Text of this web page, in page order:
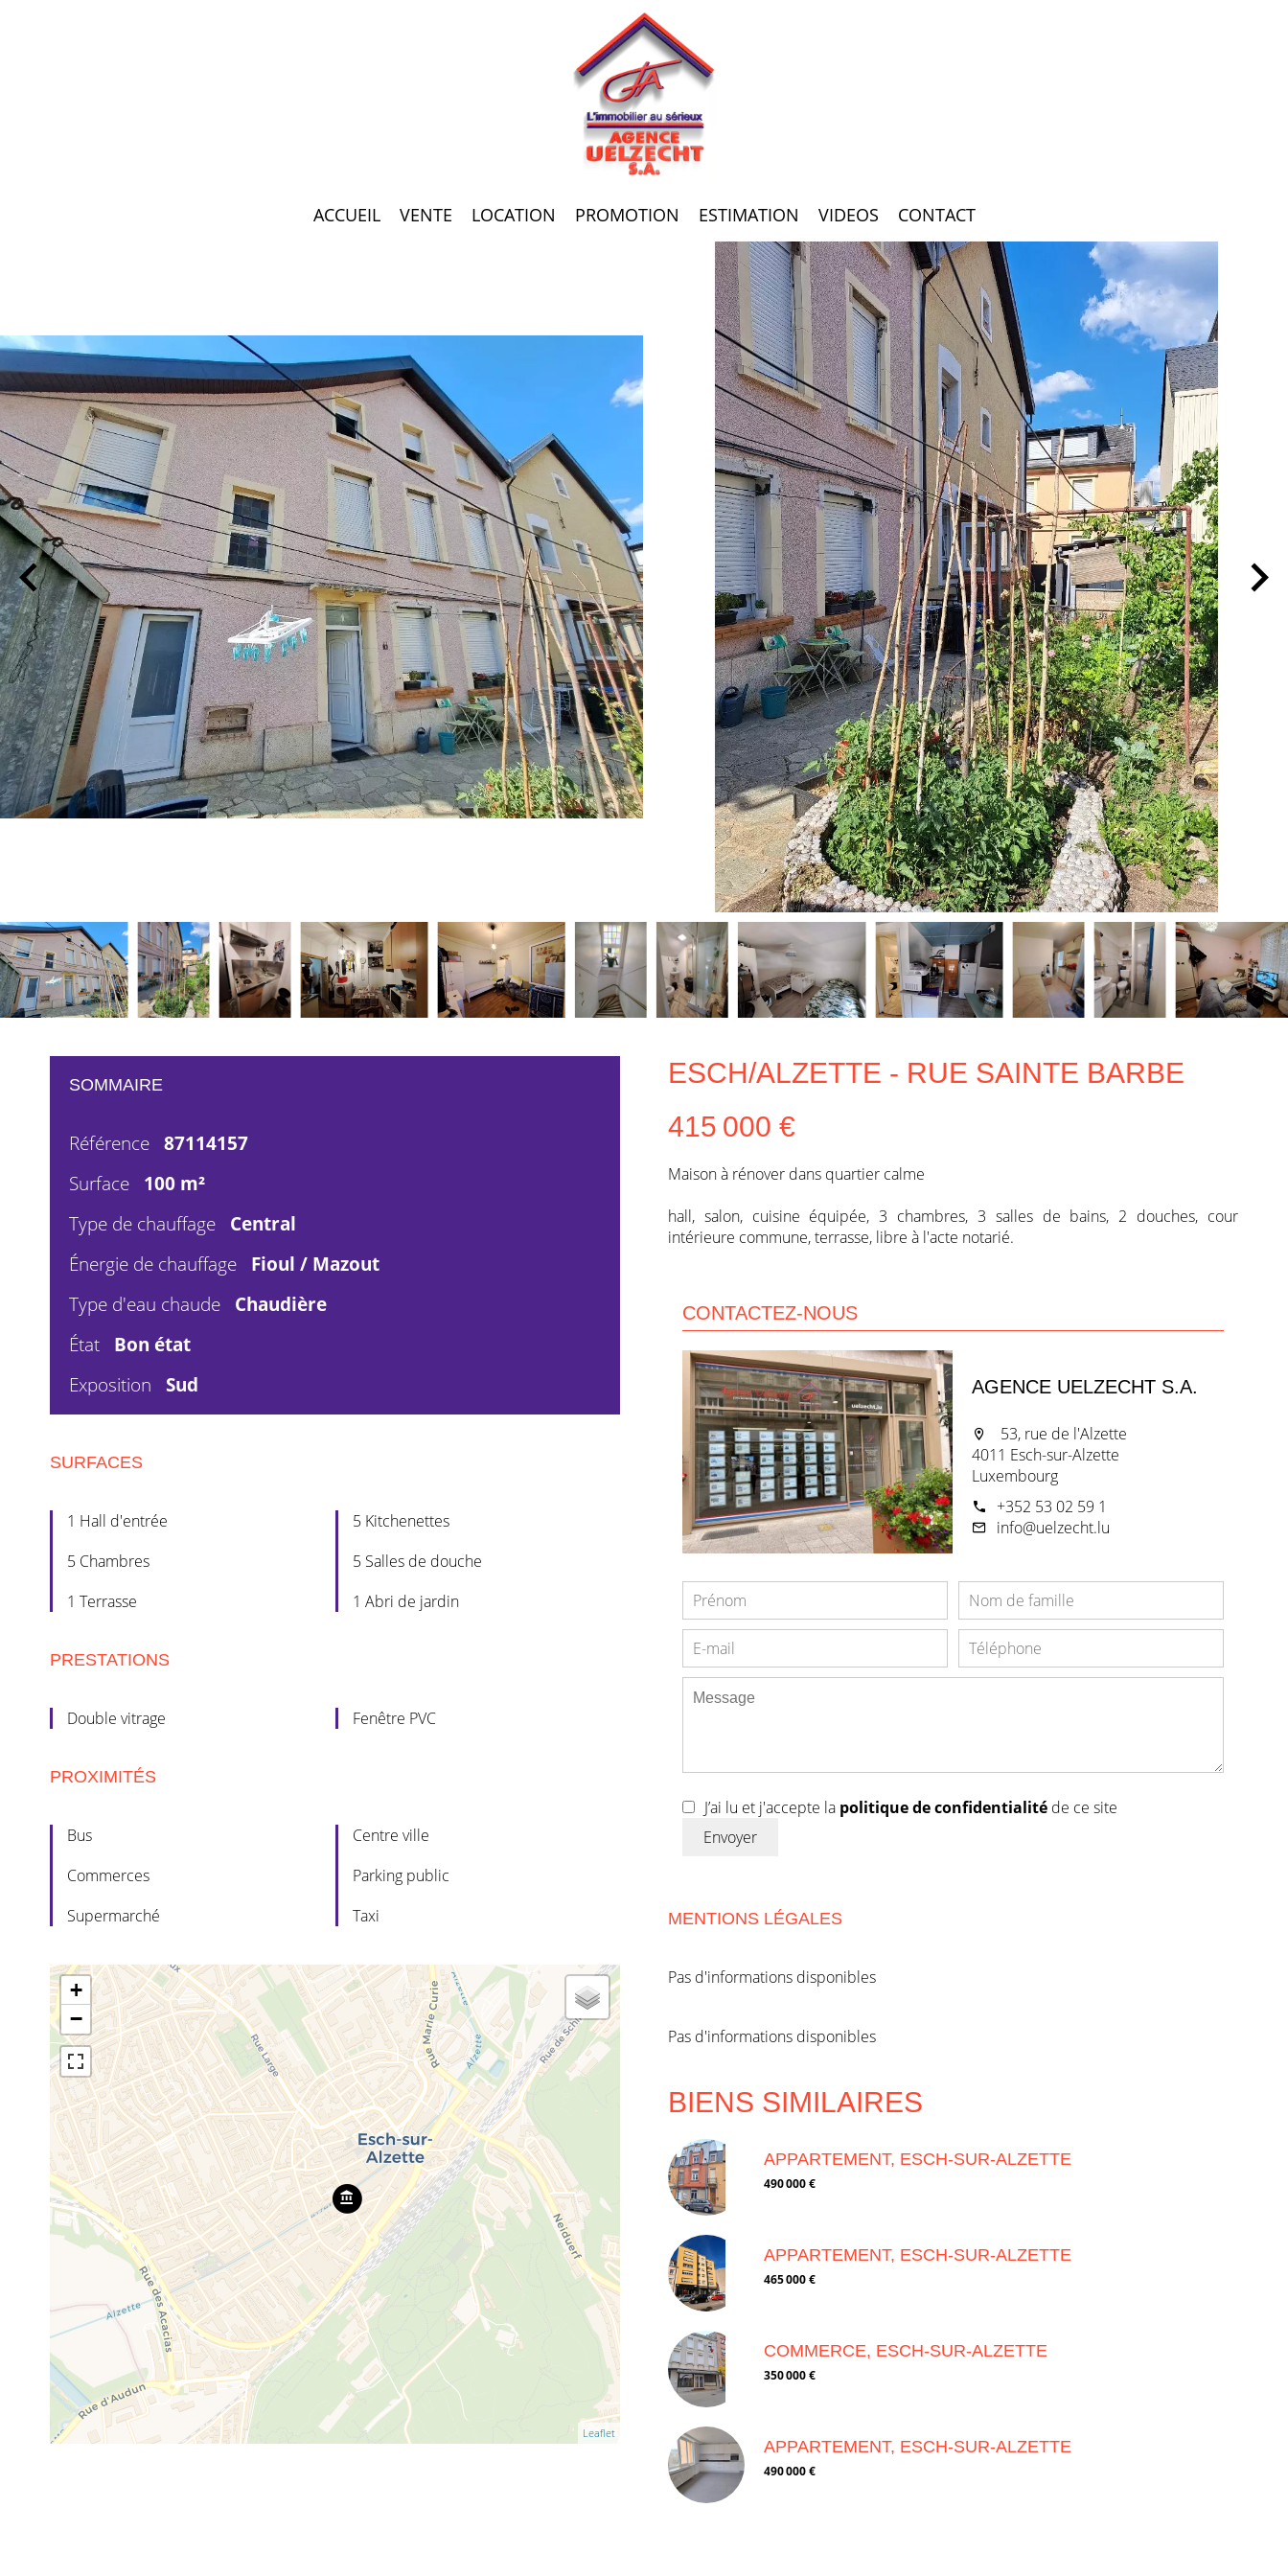
ACCUEIL VENTE LOCATION PROMOTION ESTIMATION VIDEOS CONTACT
SOMMAIRE
Référence 87114157
Surface 100 m²
Type de chauffage Central
Énergie de chauffage Fioul / Mazout
Type d'eau chaude Chaudière
État Bon état
Exposition Sud
SURFACES
1 Hall d'entrée
5 Kitchenettes
5 Chambres
5 Salles de douche
1 Terrasse
1 Abri de jardin
PRESTATIONS
Double vitrage Fenêtre PVC
PROXIMITÉS
Bus
Centre ville
Commerces
Parking public
Supermarché
Taxi
+
−
Leaflet
ESCH/ALZETTE - RUE SAINTE BARBE
415 000 €
Maison à rénover dans quartier calme
hall, salon, cuisine équipée, 3 chambres, 3 salles de bains, 2 douches, cour
intérieure commune, terrasse, libre à l'acte notarié.
CONTACTEZ-NOUS
AGENCE UELZECHT S.A.
53, rue de l'Alzette
4011 Esch-sur-Alzette
Luxembourg
+352 53 02 59 1
info@uelzecht.lu
J’ai lu et j'accepte la politique de confidentialitéde ce site
Envoyer
MENTIONS LÉGALES
Pas d'informations disponibles
Pas d'informations disponibles
BIENS SIMILAIRES
APPARTEMENT, ESCH-SUR-ALZETTE
490 000 €
APPARTEMENT, ESCH-SUR-ALZETTE
465 000 €
COMMERCE, ESCH-SUR-ALZETTE
350 000 €
APPARTEMENT, ESCH-SUR-ALZETTE
490 000 €